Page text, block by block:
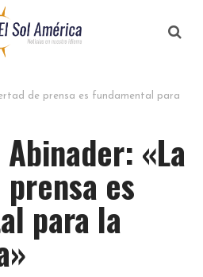
de prensa es fundamental para
«La
es
para la